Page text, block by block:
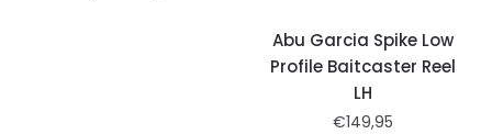
Abu Garcia Spike Low
Profile Baitcaster Reel
LH
€149,95